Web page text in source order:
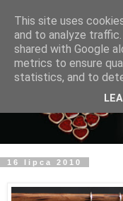
16 lipca 2010
This site uses
and to analyze
shared with Google
metrics to ensure
statistics, and to